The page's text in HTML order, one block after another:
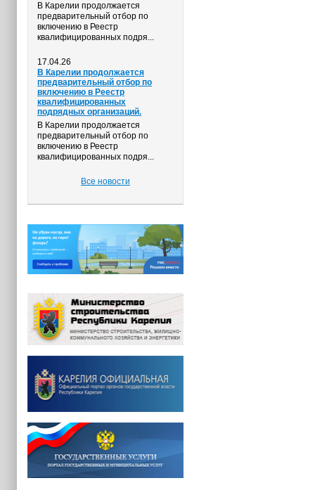
В Карелии продолжается
предварительный отбор по
включению в Реестр
квалифицированных подря...
17.04.26
В Карелии продолжается
предварительный отбор по
включению в Реестр
квалифицированных
подрядных организаций.
В Карелии продолжается
предварительный отбор по
включению в Реестр
квалифицированных подря...
Все новости